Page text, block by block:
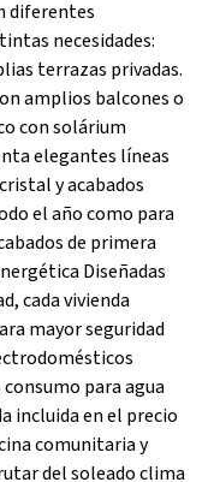
diferentes
necesidades:
terrazas privadas.
amplios balcones o
con solárium
elegantes líneas
y acabados
el año como para
de primera
Diseñadas
cada vivienda
mayor seguridad
para agua
incluida en el precio
comunitaria y
del soleado clima